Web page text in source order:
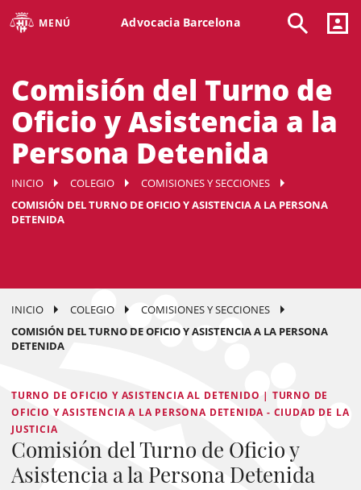
MENÚ Advocacia Barcelona
Comisión del Turno de
Oficio y Asistencia a la
Persona Detenida
INICIO COLEGIO
COMISIONES Y SECCIONES
COMISIÓN DEL TURNO DE OFICIO Y ASISTENCIA A LA PERSONA
DETENIDA
INICIO COLEGIO
COMISIONES Y SECCIONES
COMISIÓN DEL TURNO DE OFICIO Y ASISTENCIA A LA PERSONA
DETENIDA
TURNO DE OFICIO Y ASISTENCIA AL DETENIDO | TURNO DE
OFICIO Y ASISTENCIA A LA PERSONA DETENIDA - CIUDAD DE LA
JUSTICIA
Comisión del Turno de Oficio y
Asistencia a la Persona Detenida